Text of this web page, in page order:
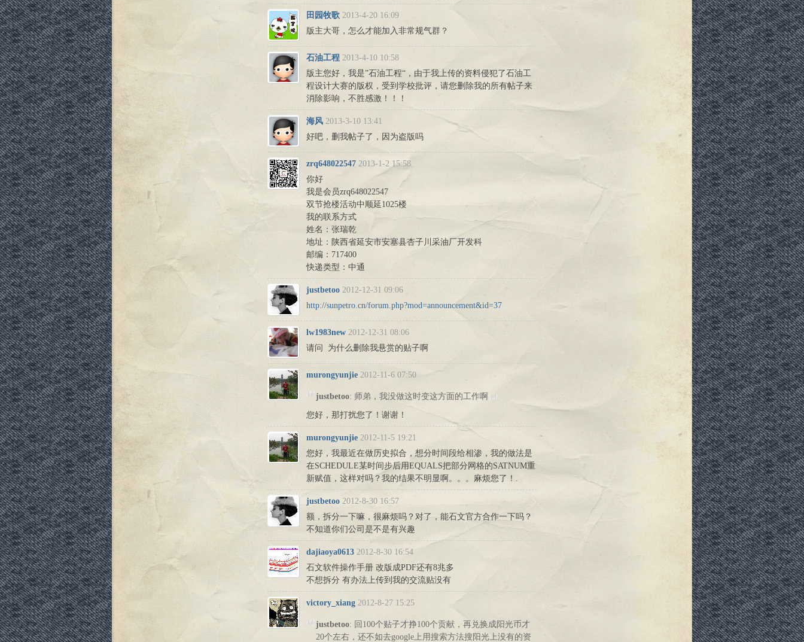
田园牧歌 2013-4-20 16:09
版主大哥，怎么才能加入非常规气群？
石油工程 2013-4-10 10:58
版主您好，我是”石油工程“，由于我上传的资料侵犯了石油工
程设计大赛的版权，受到学校批评，请您删除我的所有帖子来
消除影响，不胜感激！！！
海风 2013-3-10 13:41
好吧，删我帖子了，因为盗版吗
zrq648022547 2013-1-2 15:58
你好
我是会员zrq648022547
双节抢楼活动中顺延1025楼
我的联系方式
姓名：张瑞乾
地址：陕西省延安市安塞县杏子川采油厂开发科
邮编：717400
快递类型：中通
justbetoo 2012-12-31 09:06
http://sunpetro.cn/forum.php?mod=announcement&id=37
lw1983new 2012-12-31 08:06
请问 为什么删除我悬赏的贴子啊
murongyunjie 2012-11-6 07:50
justbetoo: 师弟，我没做这时变这方面的工作啊
您好，那打扰您了！谢谢！
murongyunjie 2012-11-5 19:21
您好，我最近在做历史拟合，想分时间段给相渗，我的做法是
在SCHEDULE某时间步后用EQUALS把部分网格的SATNUM重
新赋值，这样对吗？我的结果不明显啊。。。麻烦您了！.
justbetoo 2012-8-30 16:57
额，拆分一下嘛，很麻烦吗？对了，能石文官方合作一下吗？
不知道你们公司是不是有兴趣
dajiaoya0613 2012-8-30 16:54
石文软件操作手册 改版成PDF还有8兆多
不想拆分 有办法上传到我的交流贴没有
victory_xiang 2012-8-27 15:25
justbetoo: 回100个贴子才挣100个贡献，再兑换成阳光币才
20个左右，还不如去google上用搜索方法搜阳光上没有的资